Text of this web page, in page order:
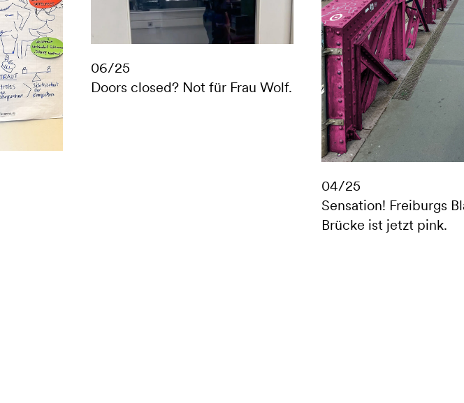
06/25
Doors closed? Not für Frau Wolf.
04/25
Sensation! Freiburgs
Brücke ist jetzt pink.